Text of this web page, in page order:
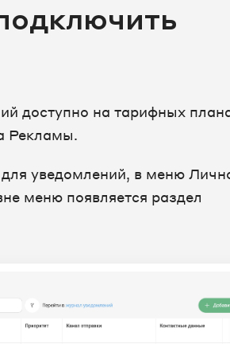
доступно на тарифных
Рекламы.
уведомлений, в меню
меню появляется раздел